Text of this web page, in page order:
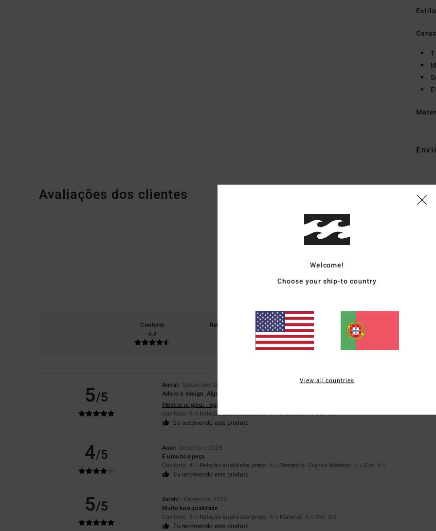
Estilo
Avaliações dos clientes
Pontuação média
4.3/5
Conforto
4.8
Relação qualidade/preço
Tamanho
Demasiado grande
5/5
Anna8. Dezembro 2025
Adoro o design. Algodão super macio.
Mostrar original - Inglês
Conforto: 5/5 Relação qualidade/preço: 5/5 Material: 5/5 Cor: 5/5
Eu recomendo este produto
4/5 Ana6. Dezembro 2025
É uma boa peça
Conforto: 4/5 Relação qualidade/preço: 4/5 Tamanho: Grande Material: 4 /5 Cor: 4/5
Eu recomendo este produto
5/5 Sarah2. Dezembro 2025
Muito boa qualidade
Conforto: 5/5 Relação qualidade/preço: 5/5 Material: 5/5 Cor: 5/5
Eu recomendo este produto
Welcome!
Choose your ship-to country
View all countries